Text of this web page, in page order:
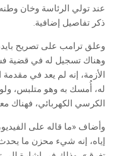
عند تولي الرئاسة وخان
ذكر تفاصيل إضافية.
وعلق ترامب على تصريح
وهناك تسجيل له في قضية
الأزمة، إنه لم يعد في
له، أُمسك به وهو متلبس،
الكرسي الكهربائي، فهناك
وأضاف «ما قاله على
إياه، إنه شيء محزن ما يحدث